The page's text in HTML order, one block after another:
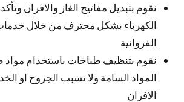
نقوم بتبديل مفاتيح الغاز والافران
الكهرباء بشكل محترف من خلال
الفروانية
نقوم بتنظيف طباخات باستخدام مواد
المواد السامة ولا تسبب الجروح او
الافران